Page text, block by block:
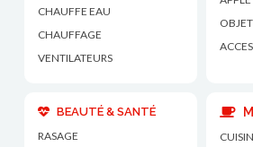
CHAUFFE EAU
CHAUFFAGE
VENTILATEURS
BEAUTÉ & SANTÉ
RASAGE